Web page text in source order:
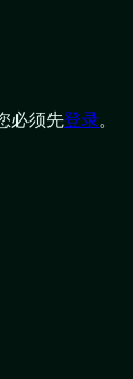
必须先登录。